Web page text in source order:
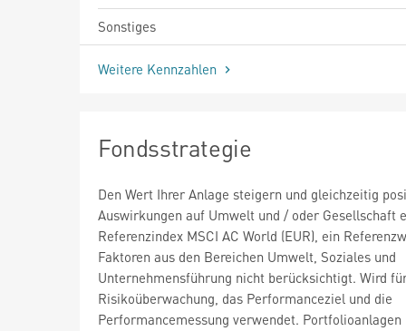
Sonstiges
Weitere Kennzahlen
Fondsstrategie
Den Wert Ihrer Anlage steigern und gleichzeitig
Auswirkungen auf Umwelt und / oder Gesellschaft
Referenzindex MSCI AC World (EUR), ein
Faktoren aus den Bereichen Umwelt, Soziales und
Unternehmensführung nicht berücksichtigt. Wird
Risikoüberwachung, das Performanceziel und die
Performancemessung verwendet. Portfolioanlagen